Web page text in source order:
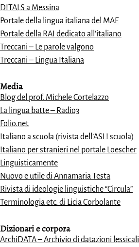
DITALS a Messina
Portale della lingua italiana del MAE
Portale della RAI dedicato all’italiano
Treccani – Le parole valgono
Treccani – Lingua Italiana
Media
Blog del prof. Michele Cortelazzo
La lingua batte – Radio3
Folio.net
Italiano a scuola (rivista dell’ASLI scuola)
Italiano per stranieri nel portale Loescher
Linguisticamente
Nuovo e utile di Annamaria Testa
Rivista di ideologie linguistiche “Circula”
Terminologia etc. di Licia Corbolante
Dizionari ecorpora
ArchiDATA – Archivio di datazioni lessicali